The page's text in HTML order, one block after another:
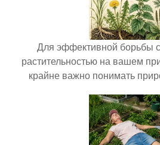
Для эффективной борьбы
растительностью на вашем
крайне важно понимать